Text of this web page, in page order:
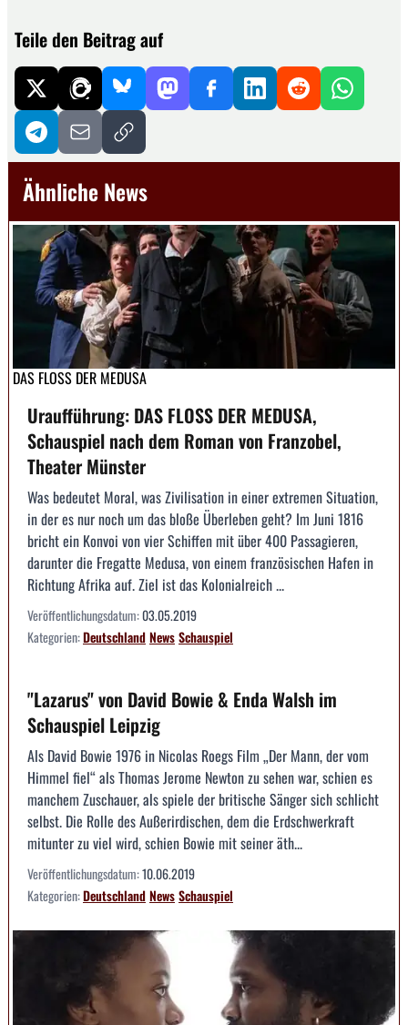
Teile den Beitrag auf
Ähnliche News
DAS FLOSS DER MEDUSA
Uraufführung: DAS FLOSS DER MEDUSA,
Schauspiel nach dem Roman von Franzobel,
Theater Münster
Was bedeutet Moral, was Zivilisation in einer extremen Situation,
in der es nur noch um das bloße Überleben geht? Im Juni 1816
bricht ein Konvoi von vier Schiffen mit über 400 Passagieren,
darunter die Fregatte Medusa, von einem französischen Hafen in
Richtung Afrika auf. Ziel ist das Kolonialreich ...
Veröffentlichungsdatum:03.05.2019
Kategorien:DeutschlandNewsSchauspiel
"Lazarus" von David Bowie & Enda Walsh im
Schauspiel Leipzig
Als David Bowie 1976 in Nicolas Roegs Film „Der Mann, der vom
Himmel fiel“ als Thomas Jerome Newton zu sehen war, schien es
manchem Zuschauer, als spiele der britische Sänger sich schlicht
selbst. Die Rolle des Außerirdischen, dem die Erdschwerkraft
mitunter zu viel wird, schien Bowie mit seiner äth...
Veröffentlichungsdatum:10.06.2019
Kategorien:DeutschlandNewsSchauspiel